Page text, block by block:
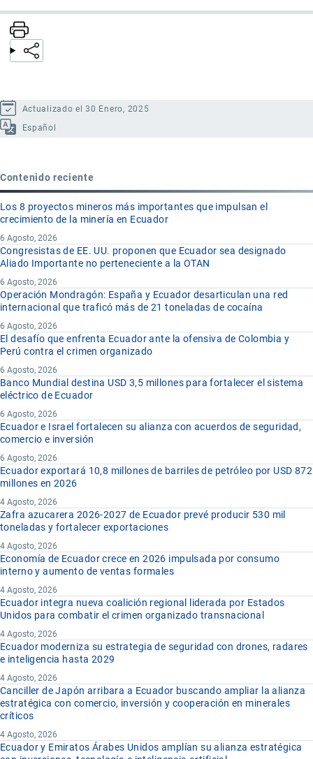
Actualizado el 30 Enero, 2025
Español
Contenido reciente
Los 8 proyectos mineros más importantes que impulsan el
crecimiento de la minería en Ecuador
6 Agosto, 2026
Congresistas de EE. UU. proponen que Ecuador sea designado
Aliado Importante no perteneciente a la OTAN
6 Agosto, 2026
Operación Mondragón: España y Ecuador desarticulan una red
internacional que traficó más de 21 toneladas de cocaína
6 Agosto, 2026
El desafío que enfrenta Ecuador ante la ofensiva de Colombia y
Perú contra el crimen organizado
6 Agosto, 2026
Banco Mundial destina USD 3,5 millones para fortalecer el sistema
eléctrico de Ecuador
6 Agosto, 2026
Ecuador e Israel fortalecen su alianza con acuerdos de seguridad,
comercio e inversión
6 Agosto, 2026
Ecuador exportará 10,8 millones de barriles de petróleo por USD 872
millones en 2026
4 Agosto, 2026
Zafra azucarera 2026-2027 de Ecuador prevé producir 530 mil
toneladas y fortalecer exportaciones
4 Agosto, 2026
Economía de Ecuador crece en 2026 impulsada por consumo
interno y aumento de ventas formales
4 Agosto, 2026
Ecuador integra nueva coalición regional liderada por Estados
Unidos para combatir el crimen organizado transnacional
4 Agosto, 2026
Ecuador moderniza su estrategia de seguridad con drones, radares
e inteligencia hasta 2029
4 Agosto, 2026
Canciller de Japón arribara a Ecuador buscando ampliar la alianza
estratégica con comercio, inversión y cooperación en minerales
críticos
4 Agosto, 2026
Ecuador y Emiratos Árabes Unidos amplían su alianza estratégica